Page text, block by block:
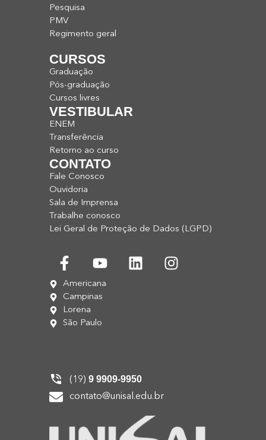
Pesquisa
PMV
Regimento geral
CURSOS
Graduação
Pós-graduação
Cursos livres
VESTIBULAR
ENEM
Transferência
Retorno ao curso
CONTATO
Fale Conosco
Ouvidoria
Sala de Imprensa
Trabalhe conosco
Lei Geral de Proteção de Dados (LGPD)
Americana
Campinas
Lorena
São Paulo
(19) 9 9909-9950
contato@unisal.edu.br